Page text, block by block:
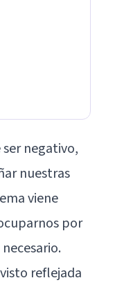
negativo,
nuestras
viene
por
reflejada